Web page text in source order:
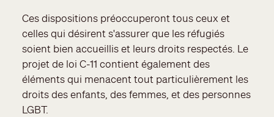
Ces dispositions préoccuperont tous ceux et
celles qui désirent s'assurer que les réfugiés
soient bien accueillis et leurs droits respectés. Le
projet de loi C-11 contient également des
éléments qui menacent tout particulièrement les
droits des enfants, des femmes, et des personnes
LGBT.